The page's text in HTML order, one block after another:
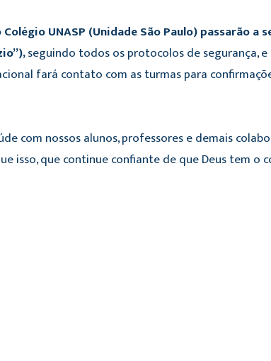
UNASP (Unidade São Paulo) passarão
seguindo todos os protocolos de segurança,
fará contato com as turmas para
com nossos alunos, professores e demais
isso, que continue confiante de que Deus tem o